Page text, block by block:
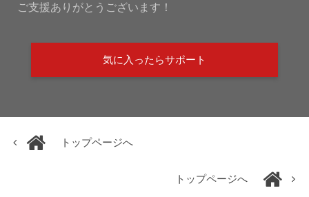
ご支援ありがとうございます！
気に入ったらサポート
トップページへ
トップページへ